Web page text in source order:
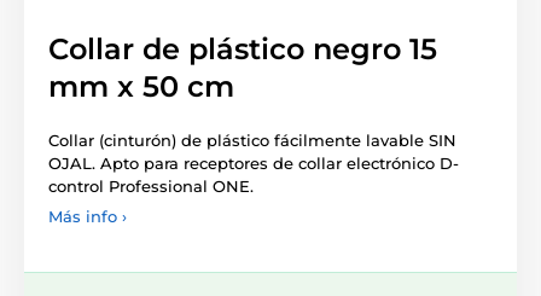
Collar de plástico negro 15
mm x 50 cm
Collar (cinturón) de plástico fácilmente lavable SIN
OJAL. Apto para receptores de collar electrónico D-
control Professional ONE.
Más info ›